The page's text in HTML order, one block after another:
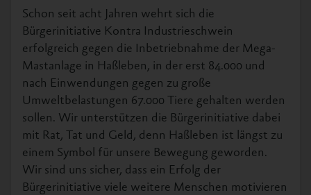
Schon seit acht Jahren wehrt sich die
Bürgerinitiative Kontra Industrieschwein
erfolgreich gegen die Inbetriebnahme der Mega-
Mastanlage in Haßleben, in der erst 84.000 und
nach Einwendungen gegen zu große
Umweltbelastungen 67.000 Tiere gehalten werden
sollen. Wir unterstützen die Bürgerinitiative dabei
mit Rat, Tat und Geld, denn Haßleben ist längst zu
einem Symbol für unsere Bewegung geworden.
Wir sind uns sicher, dass ein Erfolg der
Bürgerinitiative viele weitere Menschen motivieren